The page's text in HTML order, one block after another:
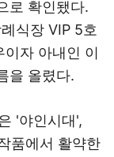
로 확인됐다.
식장 VIP 5호
자 아내인 이
을 올렸다.
'야인시대',
품에서 활약한